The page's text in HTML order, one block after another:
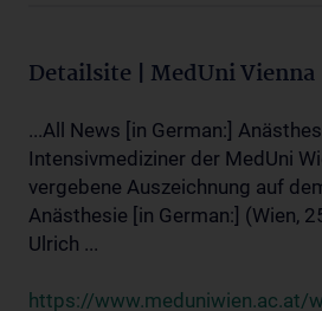
Detailsite | MedUni Vienna
...All News [in German:]
Intensivmediziner der MedUni
vergebene Auszeichnung auf
Anästhesie [in German:] (Wien,
Ulrich ...
https://www.meduniwien.ac.at/